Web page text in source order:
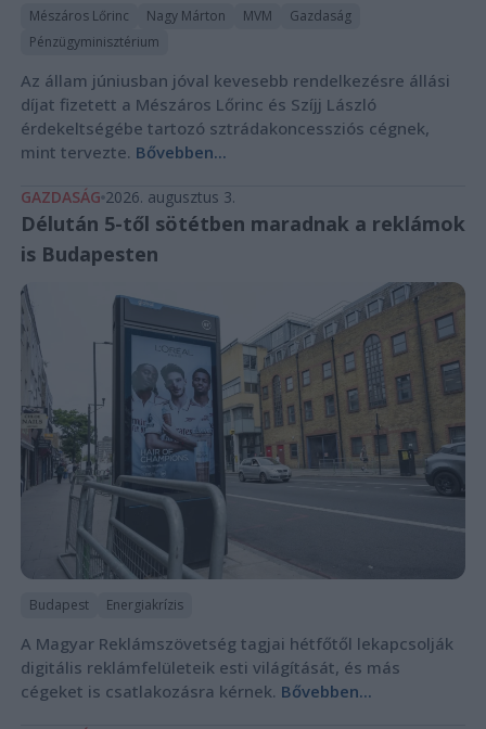
Mészáros Lőrinc Nagy Márton MVM
Gazdaság
Pénzügyminisztérium
Az állam júniusban jóval kevesebb rendelkezésre állási
díjat fizetett a Mészáros Lőrinc és Szíjj László
érdekeltségébe tartozó sztrádakoncessziós cégnek,
mint tervezte. Bővebben...
GAZDASÁG 2026. augusztus 3.
Délután 5-től sötétben maradnak a reklámok
is Budapesten
Budapest Energiakrízis
A Magyar Reklámszövetség tagjai hétfőtől lekapcsolják
digitális reklámfelületeik esti világítását, és más
cégeket is csatlakozásra kérnek. Bővebben...